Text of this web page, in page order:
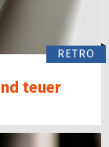
RETRO
teuer